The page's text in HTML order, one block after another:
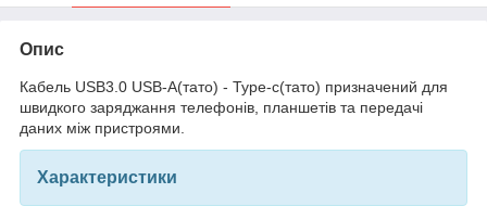
Опис
Кабель USB3.0 USB-A(тато) - Type-c(тато) призначений для
швидкого заряджання телефонів, планшетів та передачі
даних між пристроями.
Характеристики